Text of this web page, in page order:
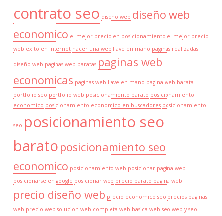
contrato seo diseño web diseño web
economico el mejor precio en posicionamiento el mejor precio
web exito en internet hacer una web llave en mano paginas realizadas
diseño web paginas web baratas paginas web
economicas paginas web llave en mano pagina web barata
portfolio seo portfolio web posicionamiento barato posicionamiento
economico posicionamiento economico en buscadores posicionamiento
seo posicionamiento seo
barato posicionamiento seo
economico posicionamiento web posicionar pagina web
posicionarse en google posicionar web precio barato pagina web
precio diseño web precio economico seo precios paginas
web precio web solucion web completa web basica web seo web y seo